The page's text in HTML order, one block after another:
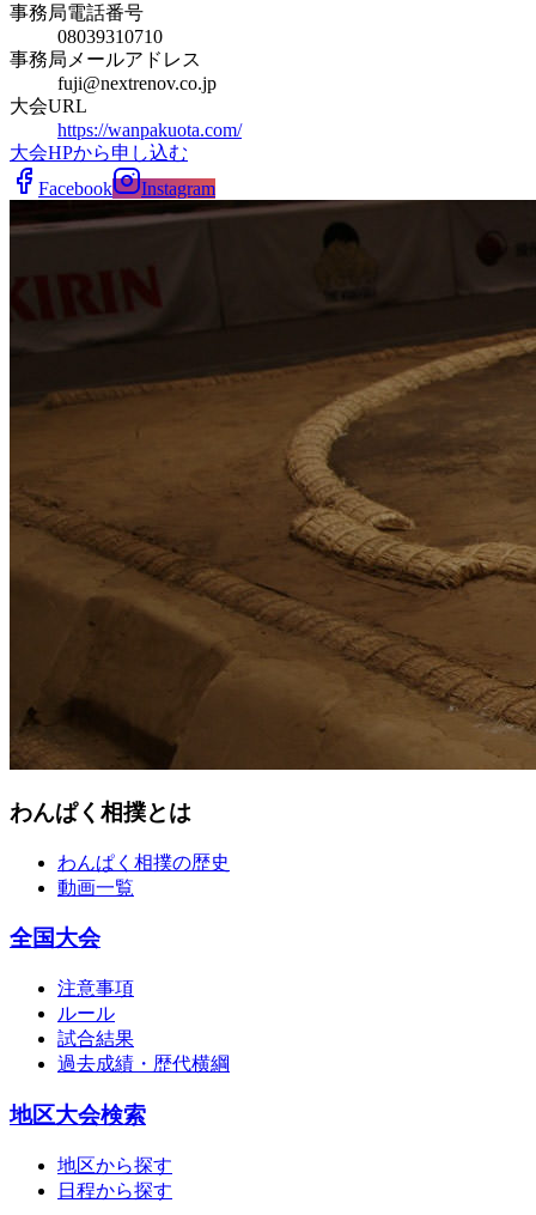
事務局電話番号
08039310710
事務局メールアドレス
fuji@nextrenov.co.jp
大会URL
https://wanpakuota.com/
大会HPから申し込む
Facebook
Instagram
わんぱく相撲とは
わんぱく相撲の歴史
動画一覧
全国大会
注意事項
ルール
試合結果
過去成績・歴代横綱
地区大会検索
地区から探す
日程から探す